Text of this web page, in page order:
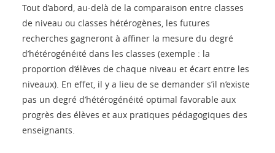
Tout d’abord, au-delà de la comparaison entre classes
de niveau ou classes hétérogènes, les futures
recherches gagneront à affiner la mesure du degré
d’hétérogénéité dans les classes (exemple : la
proportion d’élèves de chaque niveau et écart entre les
niveaux). En effet, il y a lieu de se demander s’il n’existe
pas un degré d’hétérogénéité optimal favorable aux
progrès des élèves et aux pratiques pédagogiques des
enseignants.